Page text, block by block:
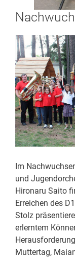
Im
und
Hironaru Saito
Erreichen des
Stolz
erlerntem
Muttertag,